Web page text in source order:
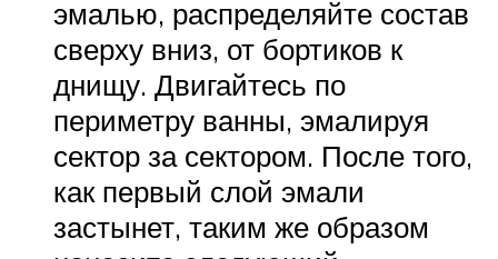
эмалью, распределяйте состав
сверху вниз, от бортиков к
днищу. Двигайтесь по
периметру ванны, эмалируя
сектор за сектором. После того,
как первый слой эмали
застынет, таким же образом